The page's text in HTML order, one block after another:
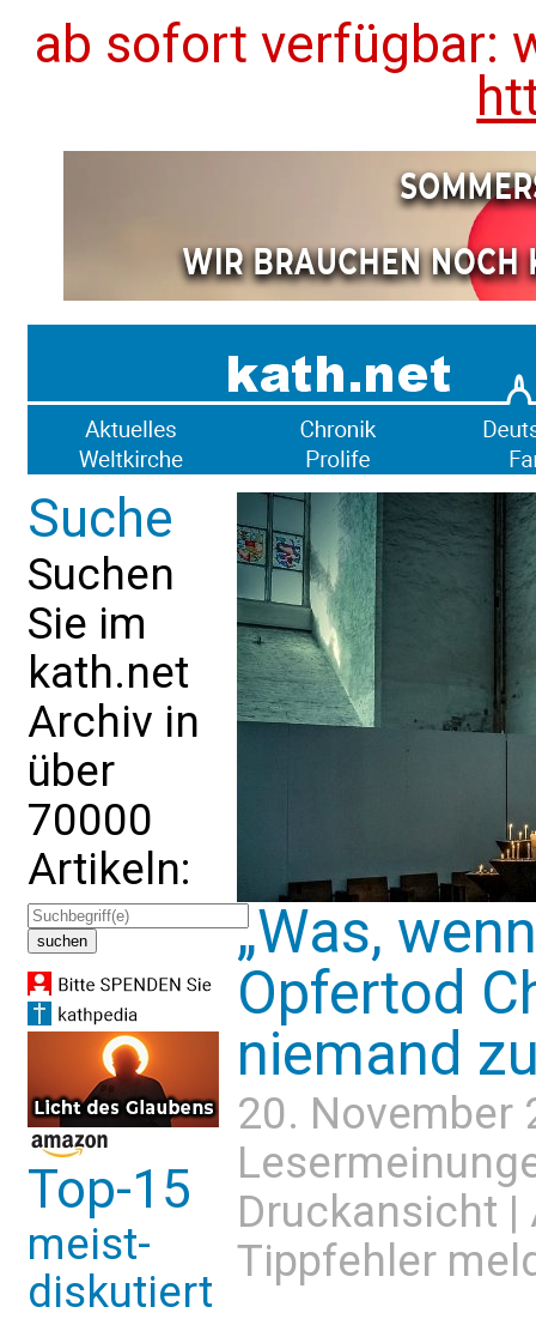
ab sofort verfügbar:
Suche
Suchen
Sie im
kath.net
Archiv in
über
70000
Artikeln:
Top-15
meist-
diskutiert
„Was,
Opfertod
niemand
20. November
Druckansicht |
Tippfehler